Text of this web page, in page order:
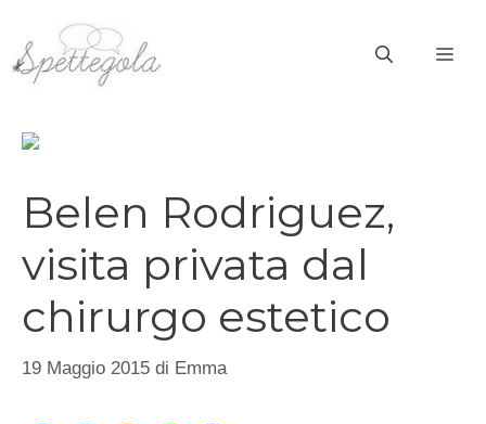
contenuto
Belen Rodriguez,
visita privata dal
chirurgo estetico
19 Maggio 2015 di Emma